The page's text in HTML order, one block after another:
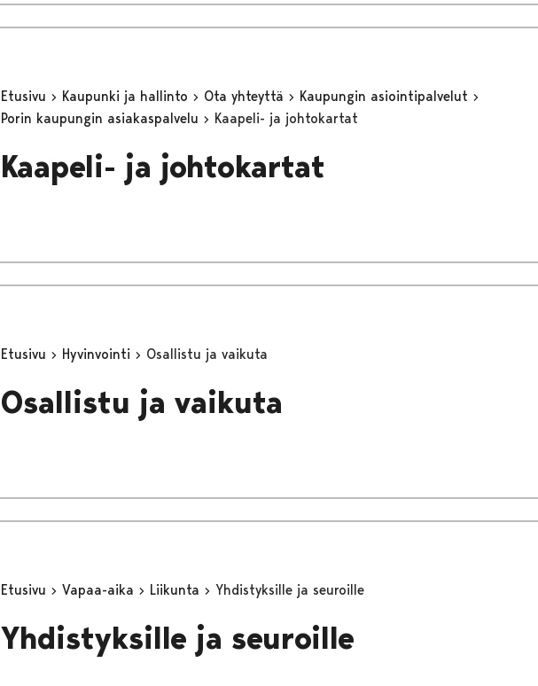
Etusivu Kaupunki ja hallinto Ota yhteyttä
Kaupungin asiointipalvelut
Porin kaupungin asiakaspalvelu
Kaapeli- ja johtokartat
Kaapeli- ja johtokartat
Etusivu Hyvinvointi Osallistu ja vaikuta
Osallistu ja vaikuta
Etusivu Vapaa-aika Liikunta Yhdistyksille ja seuroille
Yhdistyksille ja seuroille